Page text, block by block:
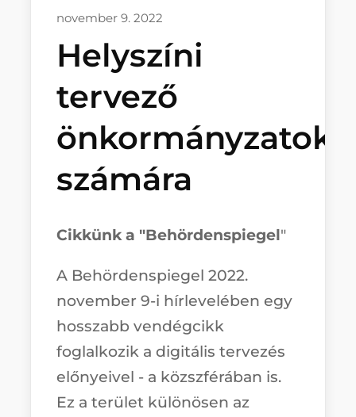
november 9. 2022
Helyszíni
tervező
önkormányzatok
számára
Cikkünk a "Behördenspiegel"
A Behördenspiegel 2022.
november 9-i hírlevelében egy
hosszabb vendégcikk
foglalkozik a digitális tervezés
előnyeivel - a közszférában is.
Ez a terület különösen az